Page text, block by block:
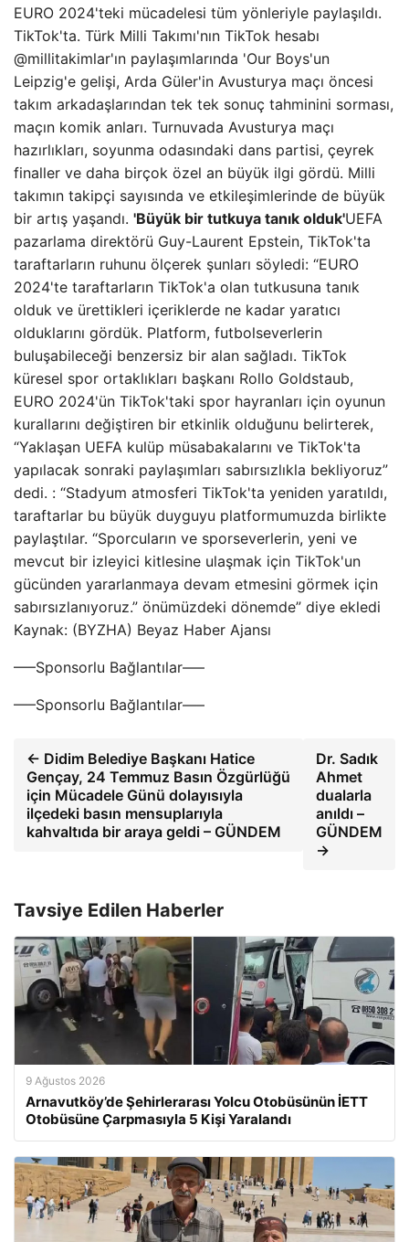
EURO 2024'teki mücadelesi tüm yönleriyle paylaşıldı.
TikTok'ta. Türk Milli Takımı'nın TikTok hesabı
@millitakimlar'ın paylaşımlarında 'Our Boys'un
Leipzig'e gelişi, Arda Güler'in Avusturya maçı öncesi
takım arkadaşlarından tek tek sonuç tahminini sorması,
maçın komik anları. Turnuvada Avusturya maçı
hazırlıkları, soyunma odasındaki dans partisi, çeyrek
finaller ve daha birçok özel an büyük ilgi gördü. Milli
takımın takipçi sayısında ve etkileşimlerinde de büyük
bir artış yaşandı. 'Büyük bir tutkuya tanık olduk'UEFA
pazarlama direktörü Guy-Laurent Epstein, TikTok'ta
taraftarların ruhunu ölçerek şunları söyledi: “EURO
2024'te taraftarların TikTok'a olan tutkusuna tanık
olduk ve ürettikleri içeriklerde ne kadar yaratıcı
olduklarını gördük. Platform, futbolseverlerin
buluşabileceği benzersiz bir alan sağladı. TikTok
küresel spor ortaklıkları başkanı Rollo Goldstaub,
EURO 2024'ün TikTok'taki spor hayranları için oyunun
kurallarını değiştiren bir etkinlik olduğunu belirterek,
“Yaklaşan UEFA kulüp müsabakalarını ve TikTok'ta
yapılacak sonraki paylaşımları sabırsızlıkla bekliyoruz”
dedi. : “Stadyum atmosferi TikTok'ta yeniden yaratıldı,
taraftarlar bu büyük duyguyu platformumuzda birlikte
paylaştılar. “Sporcuların ve sporseverlerin, yeni ve
mevcut bir izleyici kitlesine ulaşmak için TikTok'un
gücünden yararlanmaya devam etmesini görmek için
sabırsızlanıyoruz.” önümüzdeki dönemde” diye ekledi
Kaynak: (BYZHA) Beyaz Haber Ajansı
—–Sponsorlu Bağlantılar—–
—–Sponsorlu Bağlantılar—–
← Didim Belediye Başkanı Hatice
Gençay, 24 Temmuz Basın Özgürlüğü
için Mücadele Günü dolayısıyla
ilçedeki basın mensuplarıyla
kahvaltıda bir araya geldi – GÜNDEM
Dr. Sadık
Ahmet
dualarla
anıldı –
GÜNDEM
→
Tavsiye Edilen Haberler
9 Ağustos 2026
Arnavutköy’de Şehirlerarası Yolcu Otobüsünün İETT
Otobüsüne Çarpmasıyla 5 Kişi Yaralandı